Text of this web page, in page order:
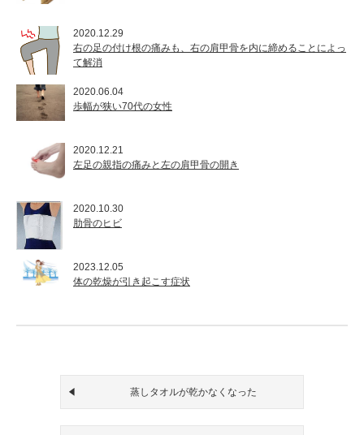
2020.12.29
右の足の付け根の痛みも、右の肩甲骨を内に締めることによっ
て解消
2020.06.04
歩幅が狭い70代の女性
2020.12.21
左足の親指の痛みと左の肩甲骨の開き
2020.10.30
肋骨のヒビ
2023.12.05
体の乾燥が引き起こす症状
蒸しタオルが乾かなくなった